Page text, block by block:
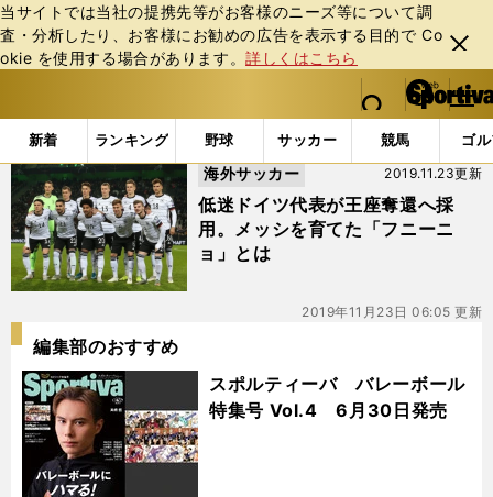
当サイトでは当社の提携先等がお客様のニーズ等について調
査・分析したり、お客様にお勧めの広告を表⽰する⽬的で Co
okie を使⽤する場合があります。詳しくはこちら
閉じ
る
web Sportiva (webスポルティーバ)
検索
マイペ
ー
ジ
メニュ
新着 ランキング 野球 サッカー 競馬 ゴ
b
ス
ポ
ル
テ
ィ
ー
バ
「#ホルスト・ヴァイン」の最新ニュース・ 情報
低迷ドイツ代表が王座奪還へ採
用。メッシを育てた「フニーニ
ョ」とは
2019.11.23更新
海外サッカー
2019年11月23日 06:05 更新
編集部のおすすめ
スポルティーバ バレーボール
特集号 Vol.4 6月30日発売